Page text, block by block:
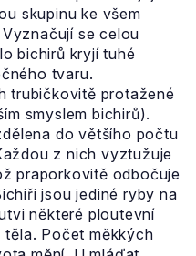
skupinu ke všem
se celou
bichirů kryjí tuhé
tvaru.
trubičkovitě protažené
smyslem bichirů).
do většího počtu
z nich vyztužuje
praporkovitě odbočuje
jsou jediné ryby na
některé ploutevní
Počet měkkých